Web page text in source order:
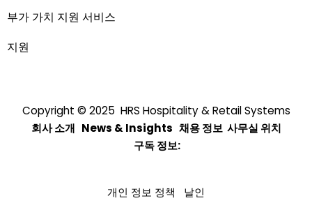
부가 가치 지원 서비스
지원
Copyright © 2025 HRS Hospitality & Retail Systems
회사 소개 News & Insights 채용 정보 사무실 위치
구독 정보:
개인 정보 정책 날인